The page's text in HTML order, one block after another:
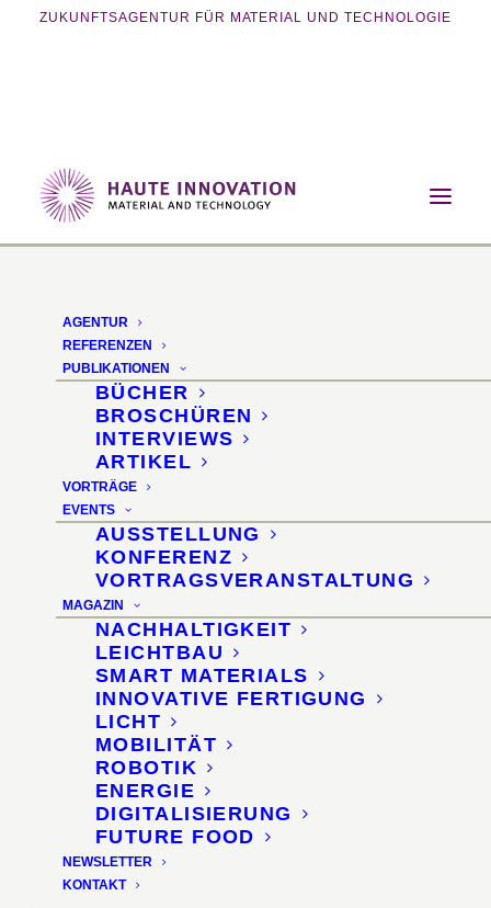
ZUKUNFTSAGENTUR FÜR MATERIAL UND TECHNOLOGIE
AGENTUR
REFERENZEN
PUBLIKATIONEN
BÜCHER
BROSCHÜREN
INTERVIEWS
ARTIKEL
VORTRÄGE
EVENTS
AUSSTELLUNG
KONFERENZ
VORTRAGSVERANSTALTUNG
MAGAZIN
NACHHALTIGKEIT
LEICHTBAU
SMART MATERIALS
INNOVATIVE FERTIGUNG
LICHT
MOBILITÄT
ROBOTIK
ENERGIE
DIGITALISIERUNG
FUTURE FOOD
NEWSLETTER
KONTAKT
Home
Vorträge
Innovationen für die Kreislaufwirtschaft
Sustainability Matters –
Innovationen für die
Kreislaufwirtschaft
Interzum 2023 · Stage ·
Koelnmesse
11. Mai 2023, 16:30–17:00